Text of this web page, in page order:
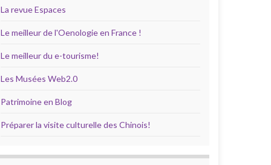
La revue Espaces
Le meilleur de l'Oenologie en France !
Le meilleur du e-tourisme!
Les Musées Web2.0
Patrimoine en Blog
Préparer la visite culturelle des Chinois!